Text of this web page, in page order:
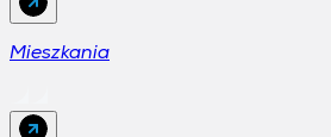
Mieszkania